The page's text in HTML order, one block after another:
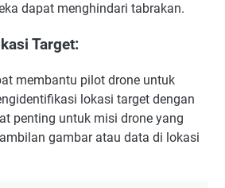
dapat menghindari tabrakan.
Target:
membantu pilot drone untuk
lokasi target dengan
penting untuk misi drone yang
gambar atau data di lokasi